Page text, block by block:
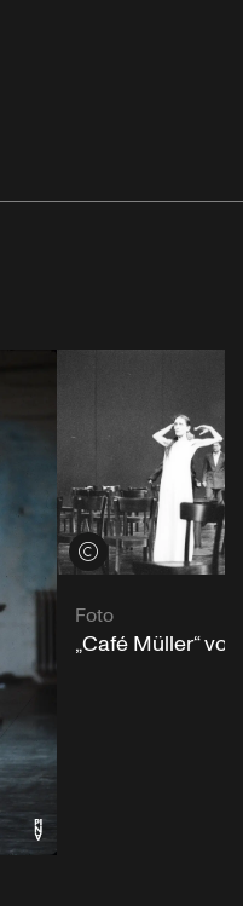
Credits öffnen
Foto
„Café Müller“